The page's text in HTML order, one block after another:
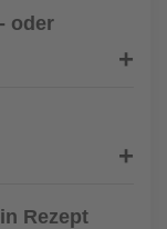
oder
Rezept